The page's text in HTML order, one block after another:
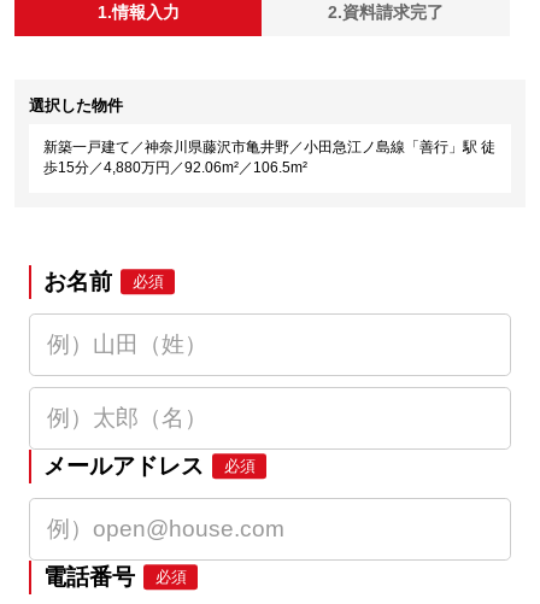
1.情報入力 2.資料請求完了
選択した物件
新築一戸建て／神奈川県藤沢市亀井野／小田急江ノ島線「善行」駅 徒
歩15分／4,880万円／92.06m²／106.5m²
お名前 必須
メールアドレス 必須
電話番号 必須